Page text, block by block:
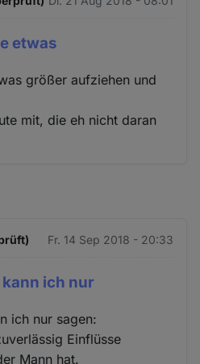
etwas
größer aufziehen und
mit, die eh nicht daran
Fr. 14 Sep 2018 - 20:33
ich nur
ich nur sagen:
Einflüsse
Mann hat.